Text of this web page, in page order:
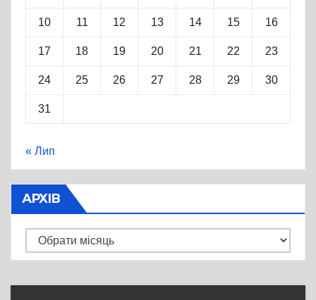
10 11 12 13 14 15 16
17 18 19 20 21 22 23
24 25 26 27 28 29 30
31
« Лип
АРХІВ
Архів